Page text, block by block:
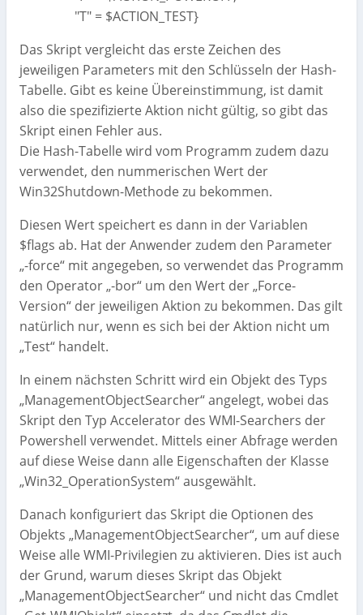
"T" = $ACTION_TEST}
Das Skript vergleicht das erste Zeichen des
jeweiligen Parameters mit den Schlüsseln der Hash-
Tabelle. Gibt es keine Übereinstimmung, ist damit
also die spezifizierte Aktion nicht gültig, so gibt das
Skript einen Fehler aus.
Die Hash-Tabelle wird vom Programm zudem dazu
verwendet, den nummerischen Wert der
Win32Shutdown-Methode zu bekommen.
Diesen Wert speichert es dann in der Variablen
$flags ab. Hat der Anwender zudem den Parameter
„-force“ mit angegeben, so verwendet das Programm
den Operator „-bor“ um den Wert der „Force-
Version“ der jeweiligen Aktion zu bekommen. Das gilt
natürlich nur, wenn es sich bei der Aktion nicht um
„Test“ handelt.
In einem nächsten Schritt wird ein Objekt des Typs
„ManagementObjectSearcher“ angelegt, wobei das
Skript den Typ Accelerator des WMI-Searchers der
Powershell verwendet. Mittels einer Abfrage werden
auf diese Weise dann alle Eigenschaften der Klasse
„Win32_OperationSystem“ ausgewählt.
Danach konfiguriert das Skript die Optionen des
Objekts „ManagementObjectSearcher“, um auf diese
Weise alle WMI-Privilegien zu aktivieren. Dies ist auch
der Grund, warum dieses Skript das Objekt
„ManagementObjectSearcher“ und nicht das Cmdlet